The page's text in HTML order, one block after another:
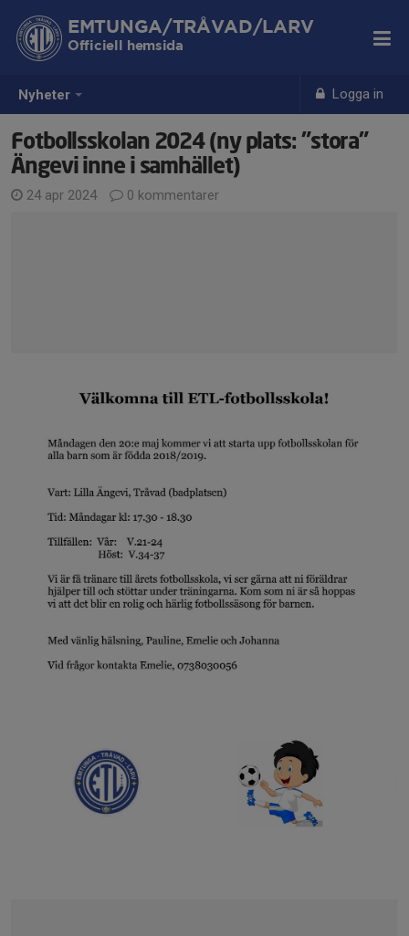
Nyheter Logga in
EMTUNGA/TRÅVAD/LARV
Officiell hemsida
Fotbollsskolan 2024 (ny plats: ”stora”
Ängevi inne i samhället)
24 apr 2024 0 kommentarer